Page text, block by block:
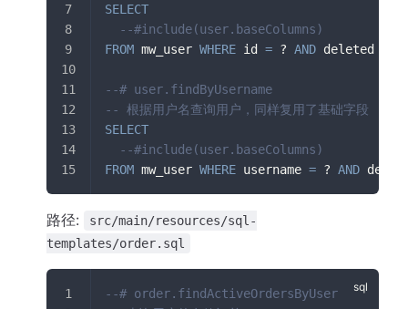
SELECT
--#include(user.baseColumns)
FROM mw_user WHERE id = ? AND deleted
--# user.findByUsername
-- 根据用户名查询用户，同样复用了基础字段
SELECT
--#include(user.baseColumns)
FROM mw_user WHERE username = ? AND
路径:
src/main/resources/sql-
templates/order.sql
--# order.findActiveOrdersByUser